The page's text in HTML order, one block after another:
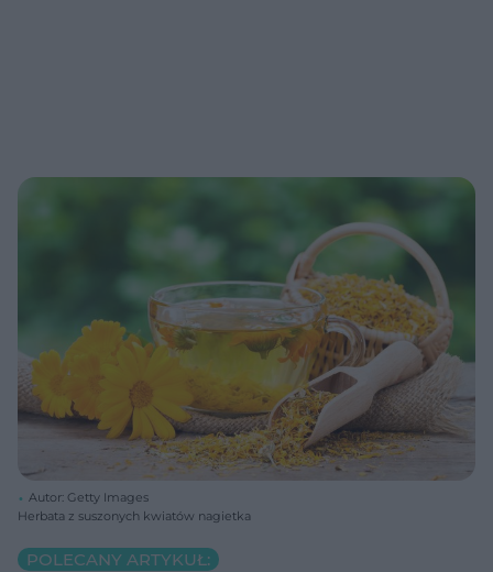
Autor: Getty Images
Herbata z suszonych kwiatów nagietka
POLECANY ARTYKUŁ: